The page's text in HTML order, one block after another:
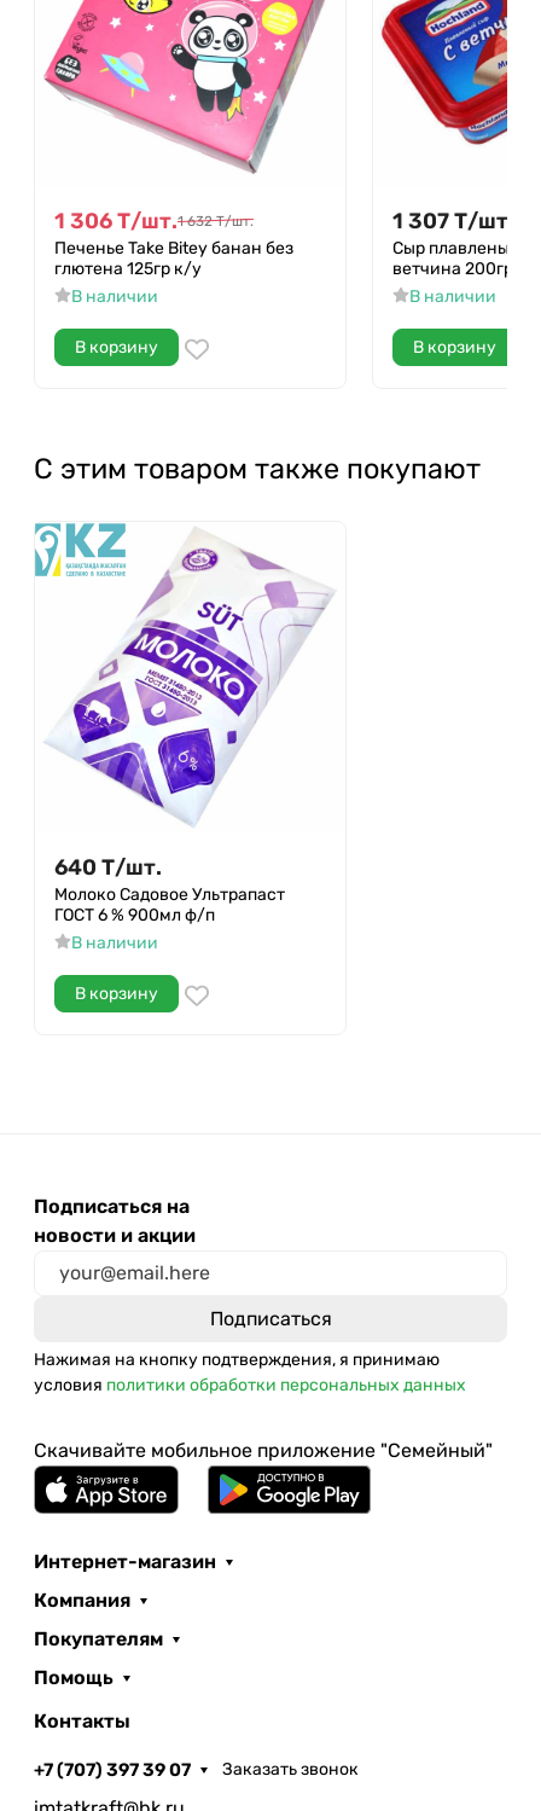
1 306Т/шт.1 632 Т/шт.
Печенье Take Bitey банан без
глютена 125гр к/у
В наличии
В корзину
1 307Т/шт.
Сыр плавленый
ветчина 200гр
В наличии
В корзину
С этим товаром также покупают
640 Т/шт.
Молоко Садовое Ультрапаст
ГОСТ 6 % 900мл ф/п
В наличии
В корзину
Подписаться на
новости и акции
Нажимая на кнопку подтверждения, я принимаю
условия политики обработки персональных данных
Скачивайте мобильное приложение "Семейный"
Интернет-магазин
Компания
Покупателям
Помощь
Контакты
+7 (707) 397 39 07 Заказать звонок